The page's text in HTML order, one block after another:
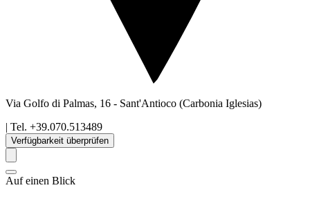
Via Golfo di Palmas, 16 - Sant'Antioco (Carbonia Iglesias)
| Tel. +39.070.513489
Verfügbarkeit überprüfen
Auf einen Blick